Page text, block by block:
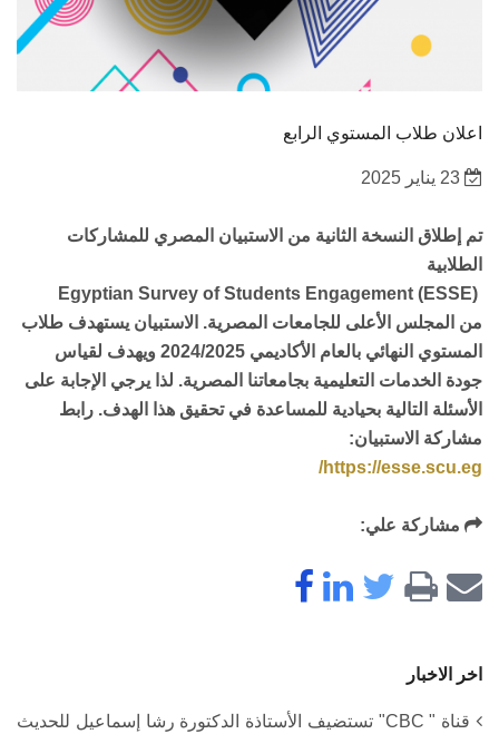
اعلان طلاب المستوي الرابع
تم إطلاق النسخة الثانية من الاستبيان المصري للمشاركات
الطلابية
من المجلس الأعلى للجامعات المصرية. الاستبيان يستهدف طلاب
المستوي النهائي بالعام الأكاديمي 2024/2025 ويهدف لقياس
جودة الخدمات التعليمية بجامعاتنا المصرية. لذا يرجي الإجابة على
الأسئلة التالية بحيادية للمساعدة في تحقيق هذا الهدف. رابط
مشاركة الاستبيان:
https://esse.scu.eg/
مشاركة علي:
اخر الاخبار
قناة " CBC" تستضيف الأستاذة الدكتورة رشا إسماعيل للحديث